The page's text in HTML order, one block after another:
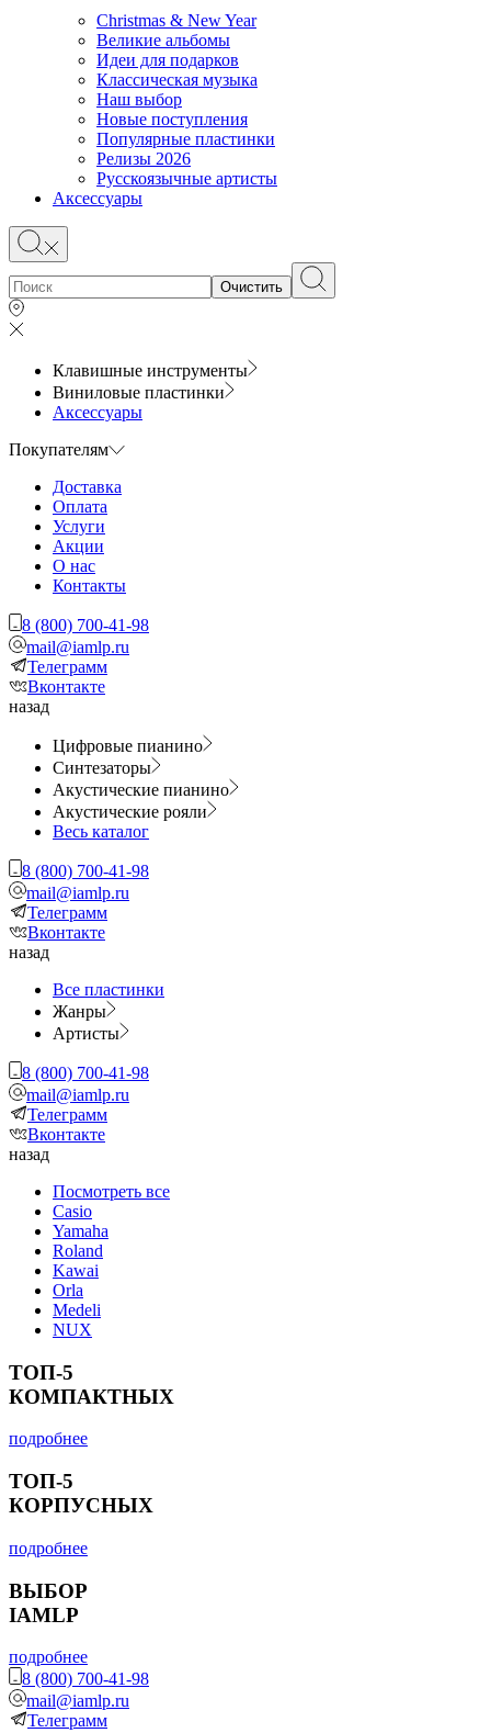
Christmas & New Year
Великие альбомы
Идеи для подарков
Классическая музыка
Наш выбор
Новые поступления
Популярные пластинки
Релизы 2026
Русскоязычные артисты
Аксессуары
Очистить
Клавишные инструменты
Виниловые пластинки
Аксессуары
Покупателям
Доставка
Оплата
Услуги
Акции
О нас
Контакты
8 (800) 700-41-98
mail@iamlp.ru
Телеграмм
Вконтакте
назад
Цифровые пианино
Синтезаторы
Акустические пианино
Акустические рояли
Весь каталог
8 (800) 700-41-98
mail@iamlp.ru
Телеграмм
Вконтакте
назад
Все пластинки
Жанры
Артисты
8 (800) 700-41-98
mail@iamlp.ru
Телеграмм
Вконтакте
назад
Посмотреть все
Casio
Yamaha
Roland
Kawai
Orla
Medeli
NUX
ТОП-5
КОМПАКТНЫХ
подробнее
ТОП-5
КОРПУСНЫХ
подробнее
ВЫБОР
IAMLP
подробнее
8 (800) 700-41-98
mail@iamlp.ru
Телеграмм